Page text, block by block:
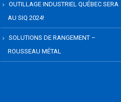
OUTILLAGE INDUSTRIEL QUÉBEC SERA
AU SIQ 2024!
SOLUTIONS DE RANGEMENT –
ROUSSEAU MÉTAL